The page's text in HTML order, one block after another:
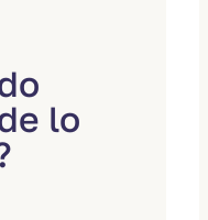
lo